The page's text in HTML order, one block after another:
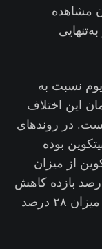
خرسی ۲۰۲۱ تاکنون مشاهده
نسبت به
این اختلاف
در روندهای
بوده
از میزان
۱۰۰ درصد بازده، به سالانه ۳۶ درصد بازده کاهش
پیدا کرده است و بازده سالانه اتریوم تا میزان ۲۸ درصد